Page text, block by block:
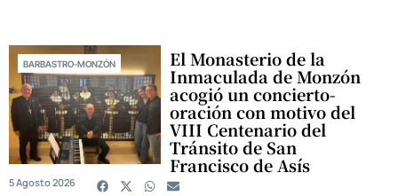
BARBASTRO-MONZÓN El Monasterio de la
Inmaculada de Monzón
acogió un concierto-
oración con motivo del
VIII Centenario del
Tránsito de San
Francisco de Asís
5 Agosto 2026